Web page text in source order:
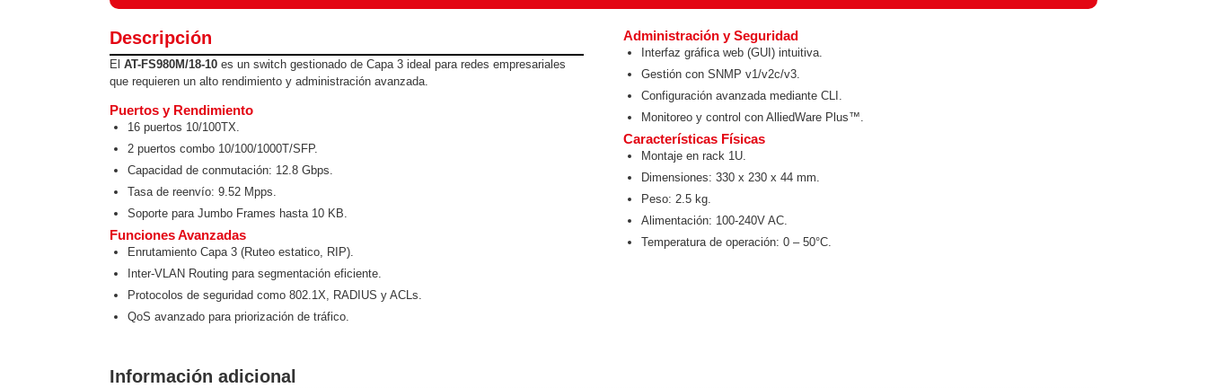
Software VMS y Analíticas
XMR CEIBAII / KAPOK
Videograbadoras Móviles, Dash Cams y Body Cams
AccesoriosBody Cams (Portátiles)Cámaras MóvilesDash Cams
Videoporteros e Interfonos
Accesorios
Descripción
El AT-FS980M/18-10 es un switch gestionado de Capa 3 ideal para redes empresariales
que requieren un alto rendimiento y administración avanzada.
Puertos y Rendimiento
16 puertos 10/100TX.
2 puertos combo 10/100/1000T/SFP.
Capacidad de conmutación: 12.8 Gbps.
Tasa de reenvío: 9.52 Mpps.
Soporte para Jumbo Frames hasta 10 KB.
Funciones Avanzadas
Enrutamiento Capa 3 (Ruteo estatico, RIP).
Inter-VLAN Routing para segmentación eficiente.
Protocolos de seguridad como 802.1X, RADIUS y ACLs.
QoS avanzado para priorización de tráfico.
Administración y Seguridad
Interfaz gráfica web (GUI) intuitiva.
Gestión con SNMP v1/v2c/v3.
Configuración avanzada mediante CLI.
Monitoreo y control con AlliedWare Plus™.
Características Físicas
Montaje en rack 1U.
Dimensiones: 330 x 230 x 44 mm.
Peso: 2.5 kg.
Alimentación: 100-240V AC.
Temperatura de operación: 0 – 50°C.
Información adicional